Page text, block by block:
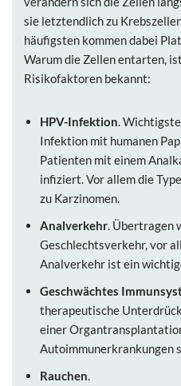
sie letztendlich zu
häufigsten kommen dabei
Warum die Zellen entarten,
Risikofaktoren bekannt:
HPV-Infektion.
Infektion mit humanen
Patienten mit einem
infiziert. Vor allem die
zu Karzinomen.
Analverkehr. Übertragen
Geschlechtsverkehr, vor
Analverkehr ist ein
Geschwächtes
therapeutische
einer
Autoimmunerkrankungen
Rauchen.